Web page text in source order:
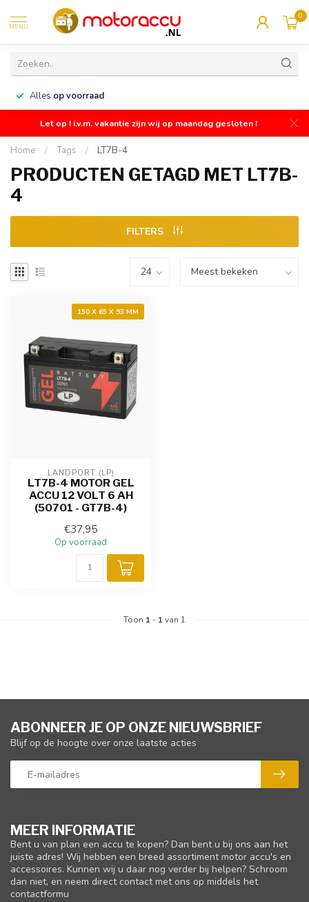
MENU
0
Alles op voorraad
Let op ! i.v.m. vakantie zijn wij op maandag gesloten !
Home / Tags / LT7B-4
PRODUCTEN GETAGD MET LT7B-
4
FILTERS
150 X 65 X 93 MM
LANDPORT (LP)
LT7B-4 MOTOR GEL
ACCU 12 VOLT 6 AH
(50701 - GT7B-4)
€37,95
Op voorraad
Toon 1 - 1van 1
MEER INFORMATIE
Bent u van plan een accu te kopen? Dan bent u bij ons aan het
juiste adres! Wij hebben een breed assortiment motor accu's en
accessoires. Kunnen wij u daar nog verder bij helpen? Schroom
dan niet, en neem direct contact met ons op middels het
contactformu
ABONNEER JE OP ONZE NIEUWSBRIEF
Blijf op de hoogte over onze laatste acties